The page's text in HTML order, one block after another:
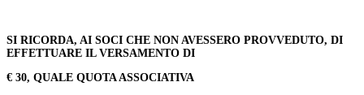
SI RICORDA, AI SOCI CHE NON AVESSERO PROVVEDUTO, DI
EFFETTUARE IL VERSAMENTO DI
€ 30, QUALE QUOTA ASSOCIATIVA